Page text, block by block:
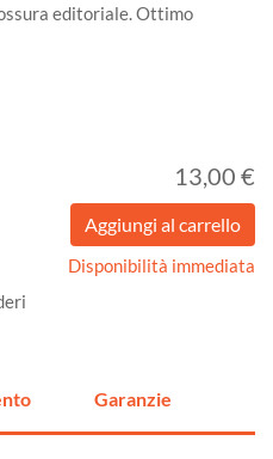
editoriale. Ottimo
13,00 €
Disponibilità immediata
Garanzie